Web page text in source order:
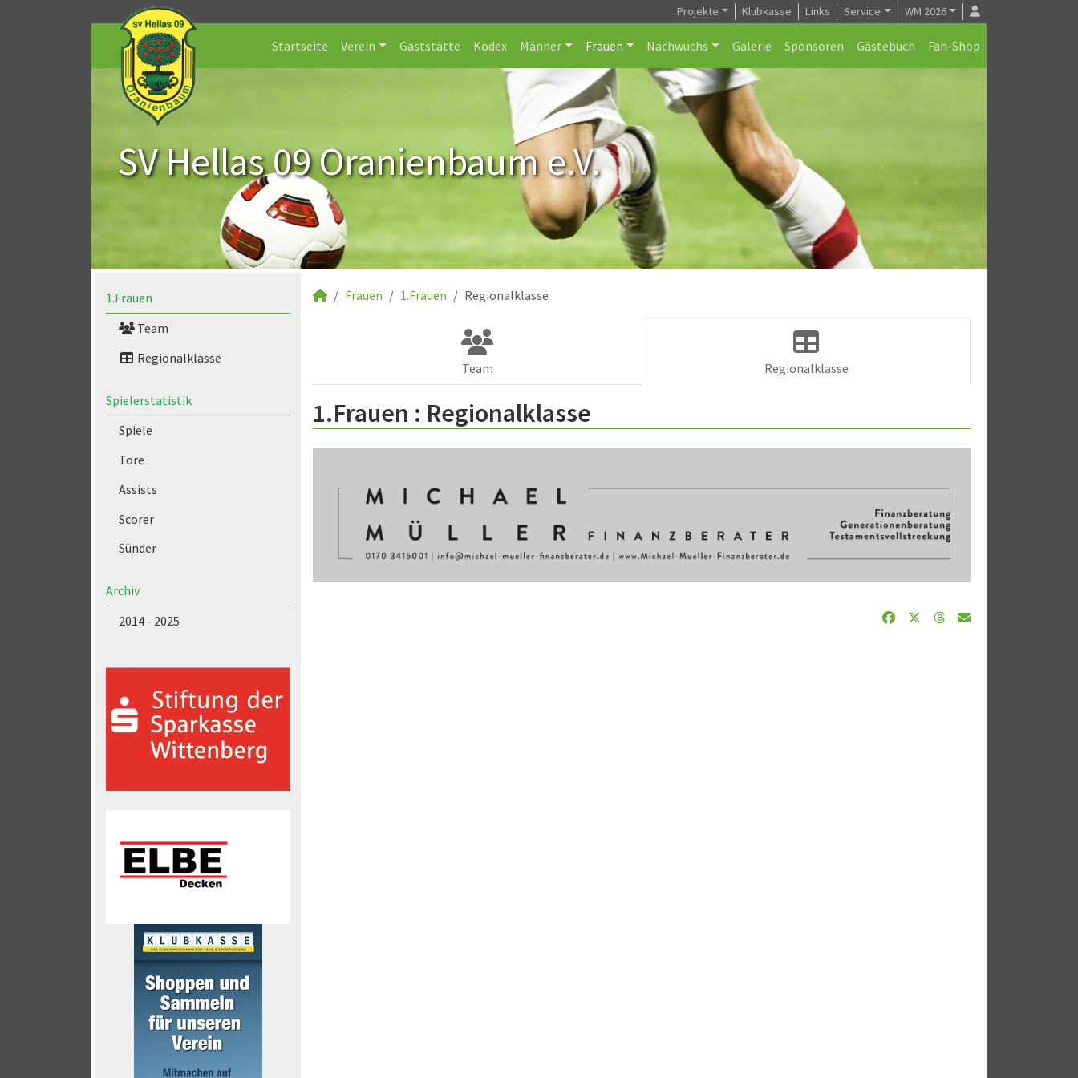
Projekte Klubkasse Links Service WM 2026
Startseite Verein Gaststätte Kodex Männer Frauen Nachwuchs Galerie Sponsoren Gästebuch Fan-Shop
SV Hellas 09 Oranienbaum e.V.
1.Frauen
Team
Regionalklasse
Spielerstatistik
Spiele
Tore
Assists
Scorer
Sünder
Archiv
2014 - 2025
Frauen 1.Frauen Regionalklasse
Team Regionalklasse
1.Frauen : Regionalklasse